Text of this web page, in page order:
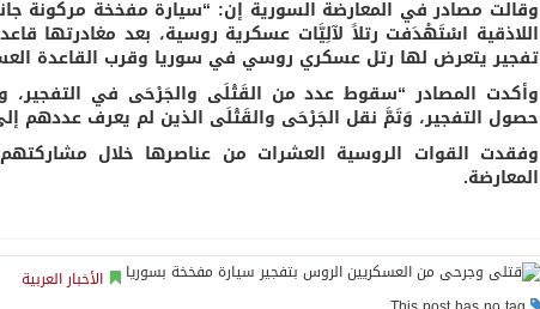
وقالت مصادر في المعارضة السورية إن: “سيارة مفخخة مركونة
اللاذقية اسْتَهْدَفت رتلاً لآلِيَّات عسكرية روسية، بعد مغادرتها
تفجير يتعرض لها رتل عسكري روسي في سوريا وقرب القاعدة
وأكدت المصادر “سقوط عدد من القَتْلَى والجَرْحَى في التفجير،
حصول التفجير، وَتَمَّ نقل الجَرْحَى والقَتْلَى الذين لم يعرف عددهم
وفقدت القوات الروسية العشرات من عناصرها خلال
المعارضة.
الأخبار العربية